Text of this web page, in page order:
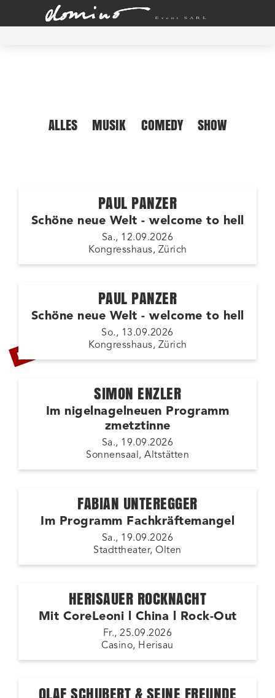
ALLES MUSIK COMEDY SHOW
PAUL PANZER
Schöne neue Welt - welcome to hell
Sa., 12.09.2026
Kongresshaus, Zürich
LETZTE TICKETS
PAUL PANZER
Schöne neue Welt - welcome to hell
So., 13.09.2026
Kongresshaus, Zürich
SIMON ENZLER
Im nigelnagelneuen Programm
zmetztinne
Sa., 19.09.2026
Sonnensaal, Altstätten
FABIAN UNTEREGGER
Im Programm Fachkräftemangel
Sa., 19.09.2026
Stadttheater, Olten
HERISAUER ROCKNACHT
Mit CoreLeoni l China l Rock-Out
Fr., 25.09.2026
Casino, Herisau
OLAF SCHUBERT & SEINE FREUNDE